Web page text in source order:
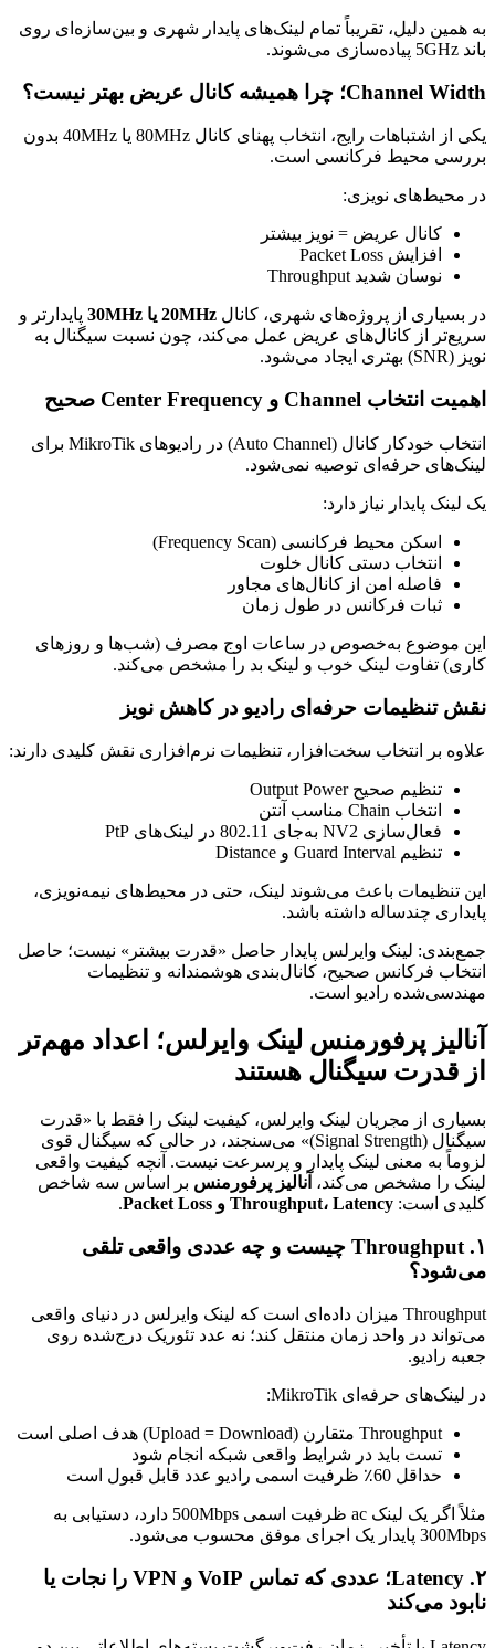
به همین دلیل، تقریباً تمام لینک‌های پایدار شهری و بین‌سازه‌ای روی
باند 5GHz پیاده‌سازی می‌شوند.
Channel Width؛ چرا همیشه کانال عریض بهتر نیست؟
یکی از اشتباهات رایج، انتخاب پهنای کانال 80MHz یا 40MHz بدون
بررسی محیط فرکانسی است.
در محیط‌های نویزی:
کانال عریض = نویز بیشتر
افزایش Packet Loss
نوسان شدید Throughput
در بسیاری از پروژه‌های شهری، کانال 20MHz یا 30MHz
پایدارتر و
سریع‌تر از کانال‌های عریض عمل می‌کند، چون نسبت سیگنال به
نویز (SNR) بهتری ایجاد می‌شود.
اهمیت انتخاب Channel و Center Frequency صحیح
انتخاب خودکار کانال (Auto Channel) در رادیوهای MikroTik برای
لینک‌های حرفه‌ای توصیه نمی‌شود.
یک لینک پایدار نیاز دارد:
اسکن محیط فرکانسی (Frequency Scan)
انتخاب دستی کانال خلوت
فاصله امن از کانال‌های مجاور
ثبات فرکانس در طول زمان
این موضوع به‌خصوص در ساعات اوج مصرف (شب‌ها و روزهای
کاری) تفاوت لینک خوب و لینک بد را مشخص می‌کند.
نقش تنظیمات حرفه‌ای رادیو در کاهش نویز
علاوه بر انتخاب سخت‌افزار، تنظیمات نرم‌افزاری نقش کلیدی دارند:
تنظیم صحیح Output Power
انتخاب Chain مناسب آنتن
فعال‌سازی NV2 به‌جای 802.11 در لینک‌های PtP
تنظیم Guard Interval و Distance
این تنظیمات باعث می‌شوند لینک، حتی در محیط‌های نیمه‌نویزی،
پایداری چندساله داشته باشد.
جمع‌بندی: لینک وایرلس پایدار حاصل «قدرت بیشتر» نیست؛ حاصل
انتخاب فرکانس صحیح، کانال‌بندی هوشمندانه و تنظیمات
مهندسی‌شده رادیو است.
آنالیز پرفورمنس لینک وایرلس؛ اعداد مهم‌تر
از قدرت سیگنال هستند
بسیاری از مجریان لینک وایرلس، کیفیت لینک را فقط با «قدرت
سیگنال (Signal Strength)» می‌سنجند، در حالی که سیگنال قوی
لزوماً به معنی لینک پایدار و پرسرعت نیست. آنچه کیفیت واقعی
لینک را مشخص می‌کند، آنالیز پرفورمنس بر اساس سه شاخص
کلیدی است: Throughput، Latency و Packet Loss .
۱. Throughput چیست و چه عددی واقعی تلقی
می‌شود؟
Throughput میزان داده‌ای است که لینک وایرلس در دنیای واقعی
می‌تواند در واحد زمان منتقل کند؛ نه عدد تئوریک درج‌شده روی
جعبه رادیو.
در لینک‌های حرفه‌ای MikroTik:
Throughput متقارن (Upload = Download) هدف اصلی است
تست باید در شرایط واقعی شبکه انجام شود
حداقل 60٪ ظرفیت اسمی رادیو عدد قابل قبول است
مثلاً اگر یک لینک ac ظرفیت اسمی 500Mbps دارد، دستیابی به
300Mbps پایدار یک اجرای موفق محسوب می‌شود.
۲. Latency؛ عددی که تماس VoIP و VPN را نجات یا
نابود می‌کند